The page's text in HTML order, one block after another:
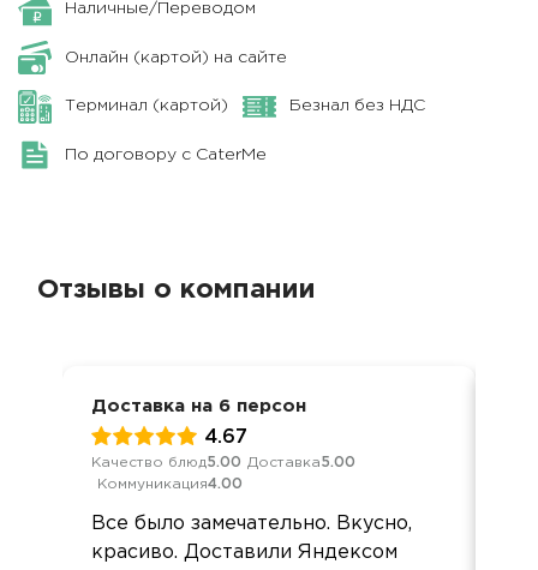
Наличные/Переводом
Онлайн (картой) на сайте
Терминал (картой) Безнал без НДС
По договору с CaterMe
Отзывы о компании
Доставка на 6 персон
4.67
Качество блюд5.00 Доставка5.00
Коммуникация4.00
Все было замечательно. Вкусно,
красиво. Доставили Яндексом